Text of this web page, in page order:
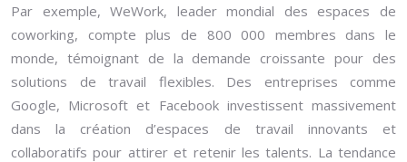
Par exemple, WeWork, leader mondial des espaces de
coworking, compte plus de 800 000 membres dans le
monde, témoignant de la demande croissante pour des
solutions de travail flexibles. Des entreprises comme
Google, Microsoft et Facebook investissent massivement
dans la création d’espaces de travail innovants et
collaboratifs pour attirer et retenir les talents. La tendance